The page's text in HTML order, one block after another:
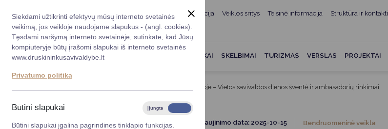
Siekdami užtikrinti efektyvų mūsų interneto svetainės
veikimą, jos veikloje naudojame slapukus - (angl. cookies).
Tęsdami naršymą interneto svetainėje, sutinkate, kad Jūsų
kompiuteryje būtų įrašomi slapukai iš interneto svetainės
www.druskininkusavivaldybe.lt
Privatumo politika
Būtini slapukai Įjungta
Būtini slapukai įgalina pagrindines tinklapio funkcijas.
Taryba Meras
Registruokitės priėmimui
Vicemerai
Mero patarėja
Administracija
Administracinė informacija
Savivaldybės administracijos
Planavimo dokumentai
Korupcijos prevencija
Viešieji pirkimai
Veiklos sritys Teisinė informacija
Norminiai teisės aktai
Mero potvarkiai
Struktūra ir
Konsultavimasis su
Karjera DUK
DRUSKININKAI SKELBIMAI TURIZMAS VERSLAS PROJEKTAI
Savivaldybės administracijoje – Vietos savivaldos dienos šventė ir ambasadorių rinkimai
2025-10-14 Atnaujinimo data: 2025-10-15 Bendruomeninė veikla